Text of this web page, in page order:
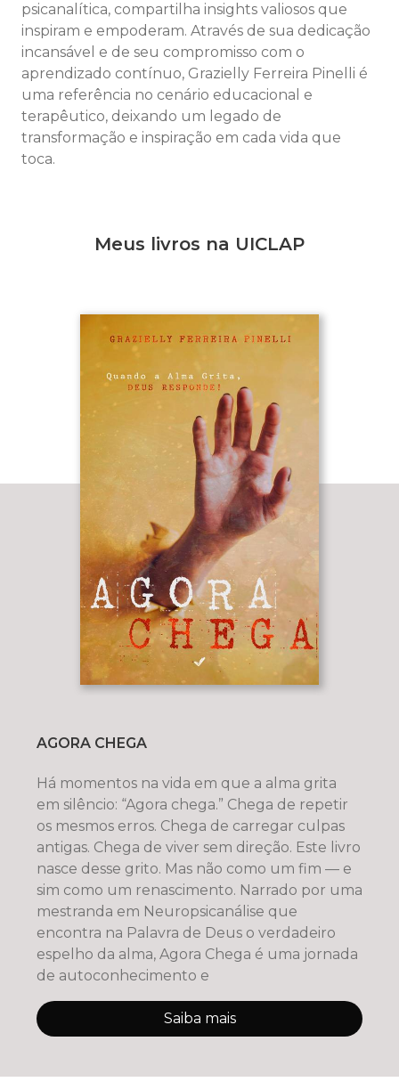
psicanalítica, compartilha insights valiosos que
inspiram e empoderam. Através de sua dedicação
incansável e de seu compromisso com o
aprendizado contínuo, Grazielly Ferreira Pinelli é
uma referência no cenário educacional e
terapêutico, deixando um legado de
transformação e inspiração em cada vida que
toca.
Meus livros na UICLAP
AGORA CHEGA
Há momentos na vida em que a alma grita
em silêncio: “Agora chega.” Chega de repetir
os mesmos erros. Chega de carregar culpas
antigas. Chega de viver sem direção. Este livro
nasce desse grito. Mas não como um fim — e
sim como um renascimento. Narrado por uma
mestranda em Neuropsicanálise que
encontra na Palavra de Deus o verdadeiro
espelho da alma, Agora Chega é uma jornada
de autoconhecimento e
Saiba mais